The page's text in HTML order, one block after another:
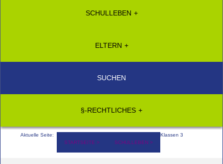
SCHULLEBEN
ELTERN
SUCHEN
§-RECHTLICHES
Aktuelle Seite:
STARTSEITE
SCHULLEBEN
Klassen 3